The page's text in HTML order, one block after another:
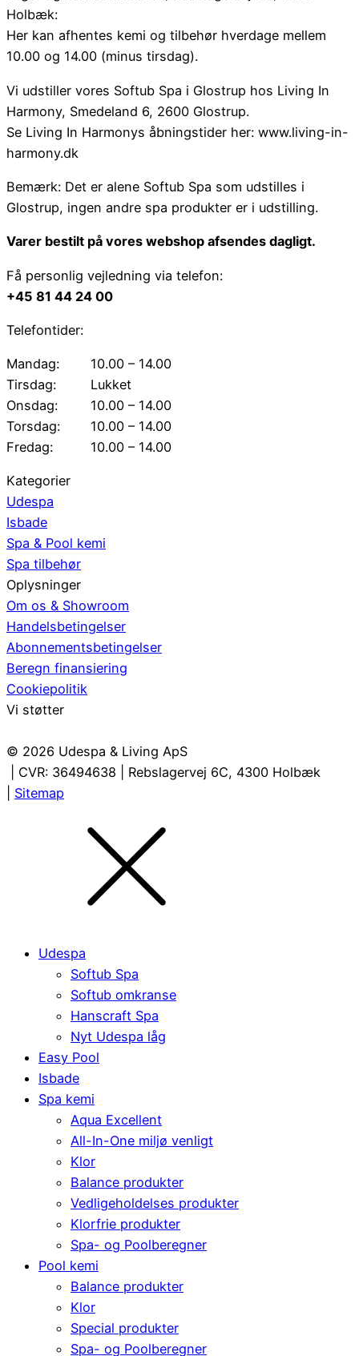
Holbæk:
Her kan afhentes kemi og tilbehør hverdage mellem
10.00 og 14.00 (minus tirsdag).
Vi udstiller vores Softub Spa i Glostrup hos Living In
Harmony, Smedeland 6, 2600 Glostrup.
Se Living In Harmonys åbningstider her: www.living-in-
harmony.dk
Bemærk: Det er alene Softub Spa som udstilles i
Glostrup, ingen andre spa produkter er i udstilling.
Varer bestilt på vores webshop afsendes dagligt.
Få personlig vejledning via telefon:
+45 81 44 24 00
Telefontider:
Mandag:
10.00 – 14.00
Tirsdag:
Lukket
Onsdag:
10.00 – 14.00
Torsdag:
10.00 – 14.00
Fredag:
10.00 – 14.00
Kategorier
Udespa
Isbade
Spa & Pool kemi
Spa tilbehør
Oplysninger
Om os & Showroom
Handelsbetingelser
Abonnementsbetingelser
Beregn finansiering
Cookiepolitik
Vi støtter
© 2026 Udespa & Living ApS
| CVR: 36494638 | Rebslagervej 6C, 4300 Holbæk
Sitemap
Udespa
Softub Spa
Softub omkranse
Hanscraft Spa
Nyt Udespa låg
Easy Pool
Isbade
Spa kemi
Aqua Excellent
All-In-One miljø venligt
Klor
Balance produkter
Vedligeholdelses produkter
Klorfrie produkter
Spa- og Poolberegner
Pool kemi
Balance produkter
Klor
Special produkter
Spa- og Poolberegner